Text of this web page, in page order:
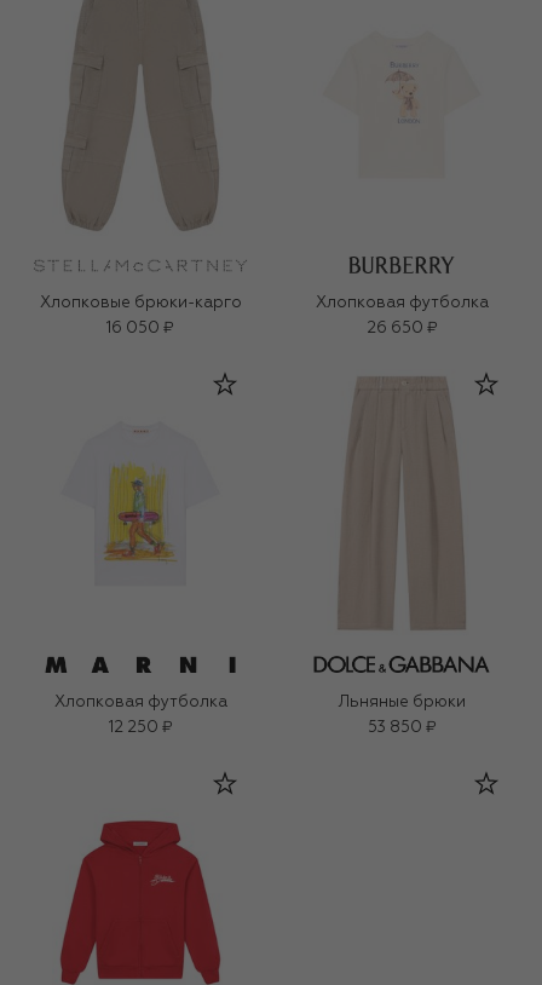
Хлопковые брюки-карго
16 050 ₽
Хлопковая футболка
26 650 ₽
Хлопковая футболка
12 250 ₽
Льняные брюки
53 850 ₽